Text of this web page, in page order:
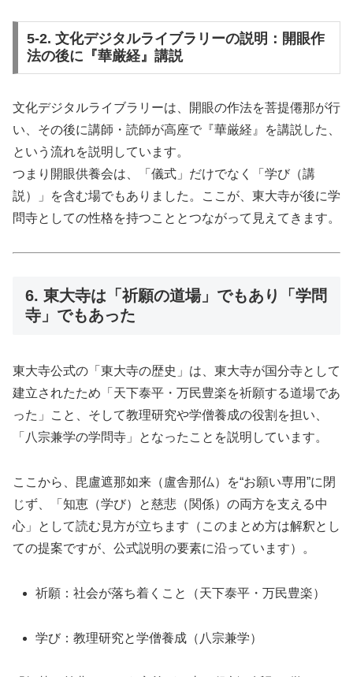
5-2. 文化デジタルライブラリーの説明：開眼作
法の後に『華厳経』講説
文化デジタルライブラリーは、開眼の作法を菩提僊那が行
い、その後に講師・読師が高座で『華厳経』を講説した、
という流れを説明しています。
つまり開眼供養会は、「儀式」だけでなく「学び（講
説）」を含む場でもありました。ここが、東大寺が後に学
問寺としての性格を持つこととつながって見えてきます。
6. 東大寺は「祈願の道場」でもあり「学問
寺」でもあった
東大寺公式の「東大寺の歴史」は、東大寺が国分寺として
建立されたため「天下泰平・万民豊楽を祈願する道場であ
った」こと、そして教理研究や学僧養成の役割を担い、
「八宗兼学の学問寺」となったことを説明しています。
ここから、毘盧遮那如来（盧舎那仏）を“お願い専用”に閉
じず、「知恵（学び）と慈悲（関係）の両方を支える中
心」として読む見方が立ちます（このまとめ方は解釈とし
ての提案ですが、公式説明の要素に沿っています）。
祈願：社会が落ち着くこと（天下泰平・万民豊楽）
学び：教理研究と学僧養成（八宗兼学）